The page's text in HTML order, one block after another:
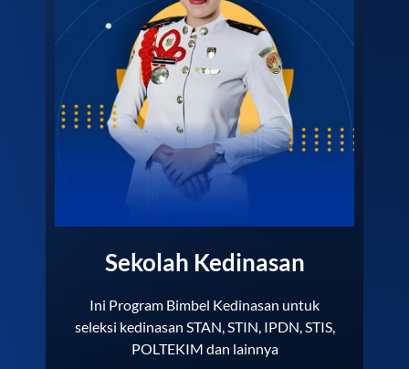
Sekolah Kedinasan
Ini Program Bimbel Kedinasan untuk
seleksi kedinasan STAN, STIN, IPDN, STIS,
POLTEKIM dan lainnya